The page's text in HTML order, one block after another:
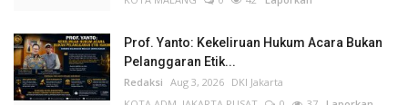
Prof. Yanto: Kekeliruan Hukum Acara Bukan
Pelanggaran Etik...
Redaksi Aug 3, 2026 DKI Jakarta